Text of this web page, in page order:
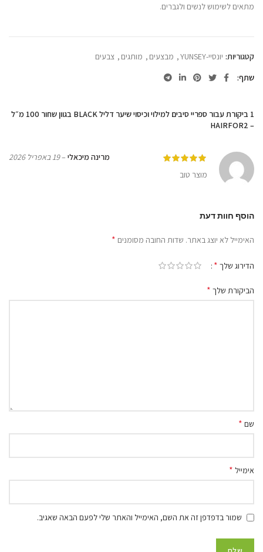
מתאים לשימוש לנשים ולגברים.
קטגוריות: יונסיי-YUNSEY , מבצעים , מותגים , צבעים
שתף
1 ביקורת עבור
ספריי סיבים למילוי וכיסוי שיער דליל BLACK בגוון שחור 100 מ״ל
– HAIRFOR2
מרינה מיכאלי –19 באפריל 2026
מוצר טוב
הוסף חוות דעת
האימייל לא יוצג באתר. שדות החובה מסומנים *
הדירוג שלך *
הביקורת שלך *
שם *
אימייל *
שמור בדפדפן זה את השם, האימייל והאתר שלי לפעם הבאה שאגיב.